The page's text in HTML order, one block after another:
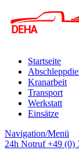
Startseite
Kranarbeit
Transport
Werkstatt
Einsätze
Navigation/Menü
24h Notruf +49 (0)